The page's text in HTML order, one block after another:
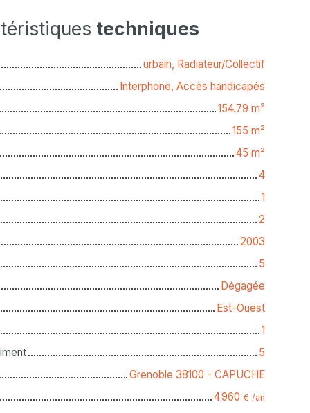
techniques
urbain, Radiateur/Collectif
Interphone, Accès handicapés
154.79 m²
155 m²
45 m²
4
1
2
2003
5
Dégagée
Est-Ouest
1
5
Grenoble 38100 - CAPUCHE
4 960 € /an